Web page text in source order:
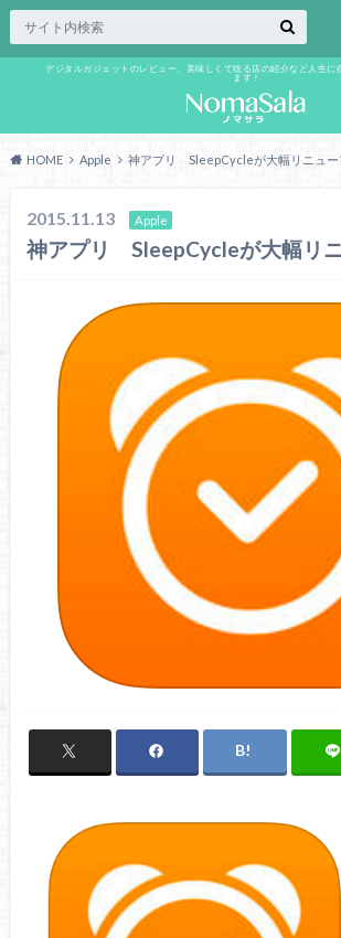
デジタルガジェットのレビュー、美味しくて唸る店の紹介など人生に
ます！
HOME Apple 神アプリ SleepCycleが大幅リニュー
2015.11.13 Apple
神アプリ SleepCycleが大幅リニ